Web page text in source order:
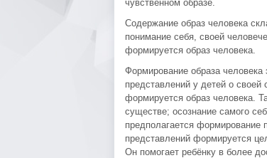
чувственном образе.
Содержание образ человека
понимание себя, своей
формируется образ человека.
Формирование образа
представлений у детей о
формируется образ человека.
существе; осознание самого
предполагается формирование
представлений формируется
Он помогает ребёнку в более